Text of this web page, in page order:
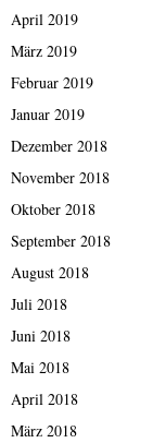
April 2019
März 2019
Februar 2019
Januar 2019
Dezember 2018
November 2018
Oktober 2018
September 2018
August 2018
Juli 2018
Juni 2018
Mai 2018
April 2018
März 2018